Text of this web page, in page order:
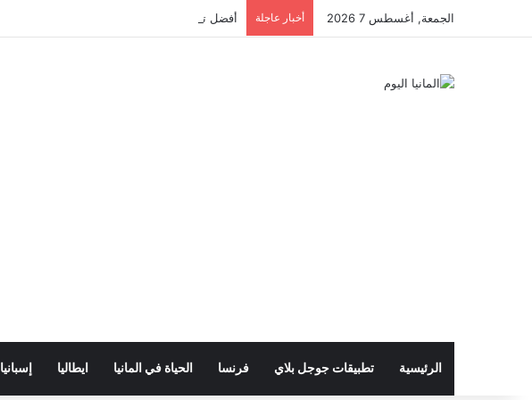
الجمعة, أغسطس 7 2026 أخبار عاجلة أفضل تطبيق للتقديم على تأشيرة فرنسا 2025
الرئيسية تطبيقات جوجل بلاي فرنسا الحياة في المانيا ايطاليا إسبانيا